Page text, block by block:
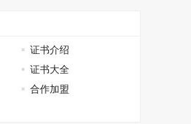
证书介绍
证书大全
合作加盟